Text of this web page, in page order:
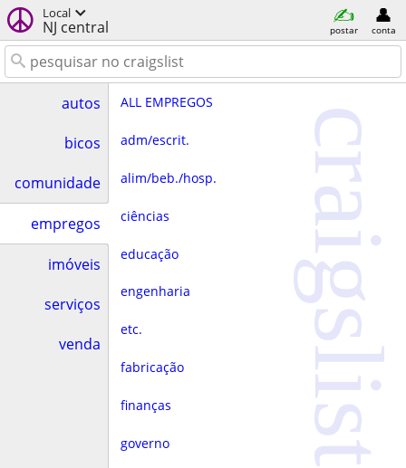
Local
NJ central postar conta
autos
bicos
comunidade
empregos
imóveis
serviços
venda
ALL EMPREGOS
adm/escrit.
alim/beb./hosp.
ciências
educação
engenharia
etc.
fabricação
finanças
governo craigslist